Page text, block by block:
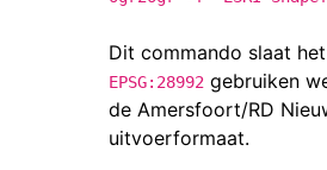
Dit commando slaat
EPSG:28992 gebruiken
de Amersfoort/RD
uitvoerformaat.